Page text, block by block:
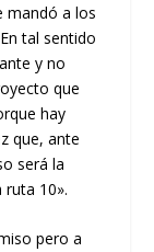
mandó a los
tal sentido
y no
que
hay
que, ante
será la
ruta 10».
pero a